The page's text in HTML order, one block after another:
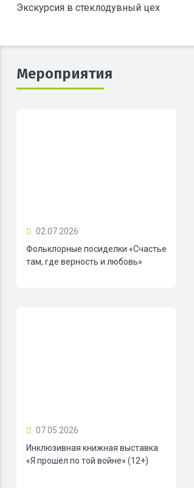
Экскурсия в стеклодувный цех
Мероприятия
02.07.2026
Фольклорные посиделки «Счастье
там, где верность и любовь»
07.05.2026
Инклюзивная книжная выставка
«Я прошёл по той войне» (12+)